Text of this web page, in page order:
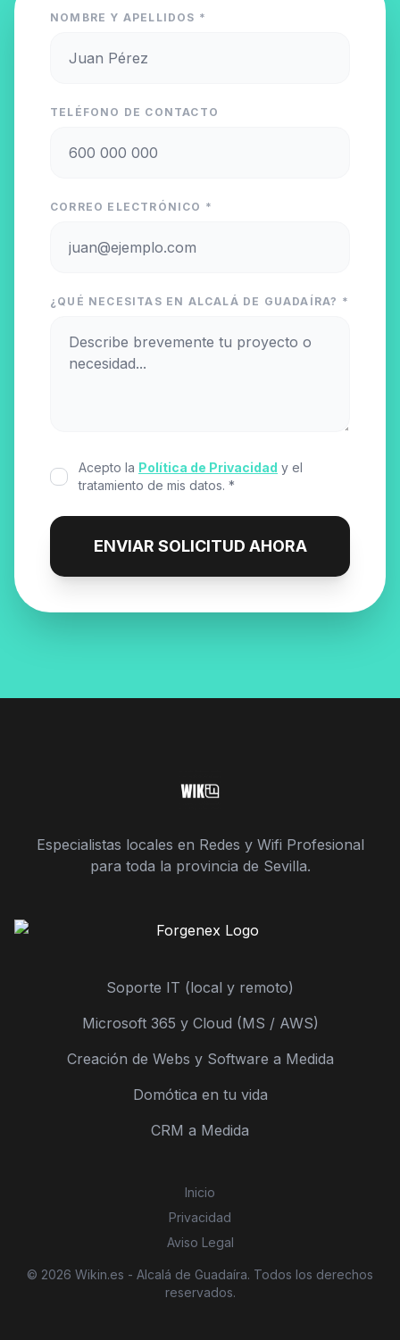
NOMBRE Y APELLIDOS *
TELÉFONO DE CONTACTO
CORREO ELECTRÓNICO *
¿QUÉ NECESITAS EN ALCALÁ DE GUADAÍRA? *
Acepto la Política de Privacidad y el
tratamiento de mis datos. *
ENVIAR SOLICITUD AHORA
Especialistas locales en Redes y Wifi Profesional
para toda la provincia de Sevilla.
Soporte IT (local y remoto)
Microsoft 365 y Cloud (MS / AWS)
Creación de Webs y Software a Medida
Domótica en tu vida
CRM a Medida
Inicio
Privacidad
Aviso Legal
© 2026 Wikin.es - Alcalá de Guadaíra. Todos los derechos
reservados.